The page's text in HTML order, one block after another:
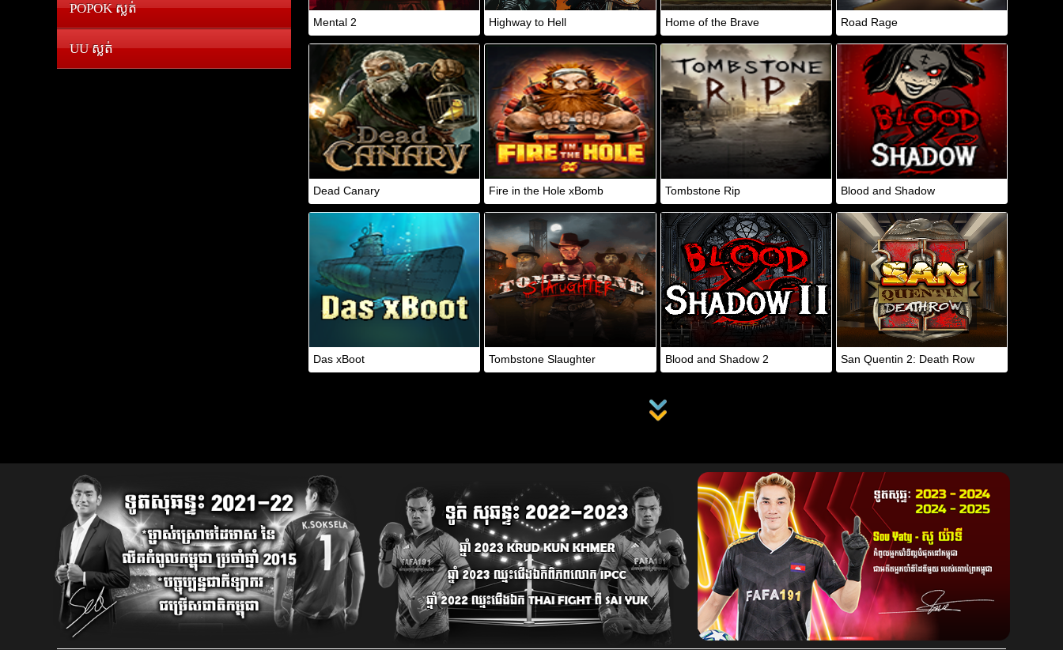
POPOK ស្លត់
UU ស្លត់
Mental 2 Highway to Hell Home of the Brave Road Rage
Dead Canary Fire in the Hole xBomb Tombstone Rip Blood and Shadow
Das xBoot Tombstone Slaughter Blood and Shadow 2 San Quentin 2: Death Row